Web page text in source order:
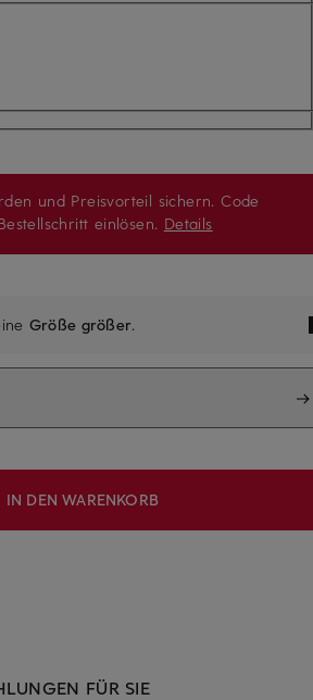
und Preisvorteil sichern. Code
einlösen. Details
Größe größer.
IN DEN WARENKORB
FÜR SIE